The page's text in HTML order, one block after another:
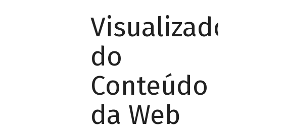
Visualizador
do
Conteúdo
da Web